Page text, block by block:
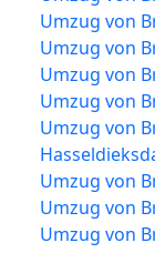
Umzug von
Umzug von
Umzug von
Umzug von
Umzug von
Umzug von
Umzug von
Umzug von